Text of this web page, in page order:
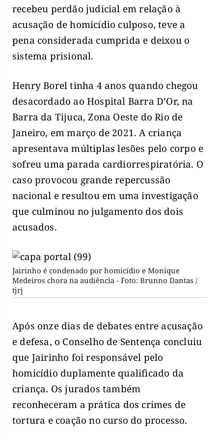
recebeu perdão judicial em relação à
acusação de homicídio culposo, teve a
pena considerada cumprida e deixou o
sistema prisional.
Henry Borel tinha 4 anos quando chegou
desacordado ao Hospital Barra D’Or, na
Barra da Tijuca, Zona Oeste do Rio de
Janeiro, em março de 2021. A criança
apresentava múltiplas lesões pelo corpo e
sofreu uma parada cardiorrespiratória. O
caso provocou grande repercussão
nacional e resultou em uma investigação
que culminou no julgamento dos dois
acusados.
Jairinho é condenado por homicídio e Monique
Medeiros chora na audiência - Foto: Brunno Dantas /
tjrj
Após onze dias de debates entre acusação
e defesa, o Conselho de Sentença concluiu
que Jairinho foi responsável pelo
homicídio duplamente qualificado da
criança. Os jurados também
reconheceram a prática dos crimes de
tortura e coação no curso do processo.